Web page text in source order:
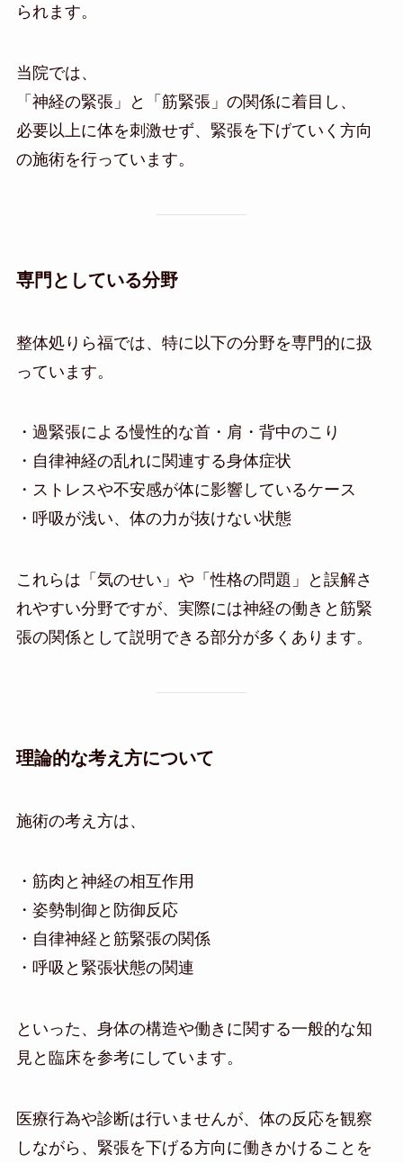
られます。
当院では、
「神経の緊張」と「筋緊張」の関係に着目し、
必要以上に体を刺激せず、緊張を下げていく方向
の施術を行っています。
専門としている分野
整体処りら福では、特に以下の分野を専門的に扱
っています。
・過緊張による慢性的な首・肩・背中のこり
・自律神経の乱れに関連する身体症状
・ストレスや不安感が体に影響しているケース
・呼吸が浅い、体の力が抜けない状態
これらは「気のせい」や「性格の問題」と誤解さ
れやすい分野ですが、実際には神経の働きと筋緊
張の関係として説明できる部分が多くあります。
理論的な考え方について
施術の考え方は、
・筋肉と神経の相互作用
・姿勢制御と防御反応
・自律神経と筋緊張の関係
・呼吸と緊張状態の関連
といった、身体の構造や働きに関する一般的な知
見と臨床を参考にしています。
医療行為や診断は行いませんが、体の反応を観察
しながら、緊張を下げる方向に働きかけることを